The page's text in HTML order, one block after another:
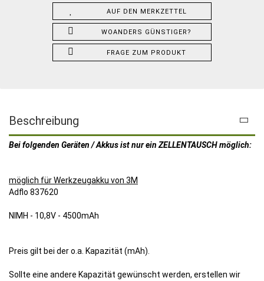
AUF DEN MERKZETTEL
WOANDERS GÜNSTIGER?
FRAGE ZUM PRODUKT
Beschreibung
Bei folgenden Geräten / Akkus ist nur ein ZELLENTAUSCH möglich:
möglich für Werkzeugakku von 3M
Adflo 837620
NIMH - 10,8V - 4500mAh
Preis gilt bei der o.a. Kapazität (mAh).
Sollte eine andere Kapazität gewünscht werden, erstellen wir